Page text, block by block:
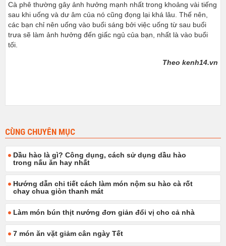
Cà phê thường gây ảnh hưởng mạnh nhất trong khoảng vài tiếng
sau khi uống và dư âm của nó cũng đọng lại khá lâu. Thế nên,
các bạn chỉ nên uống vào buổi sáng bởi việc uống từ sau buổi
trưa sẽ làm ảnh hưởng đến giấc ngủ của bạn, nhất là vào buổi
tối.
Theo kenh14.vn
CÙNG CHUYÊN MỤC
Dầu hào là gì? Công dụng, cách sử dụng dầu hào
trong nấu ăn hay nhất
Hướng dẫn chi tiết cách làm món nộm su hào cà rốt
chay chua giòn thanh mát
Làm món bún thịt nướng đơn giản đổi vị cho cả nhà
7 món ăn vặt giảm cân ngày Tết